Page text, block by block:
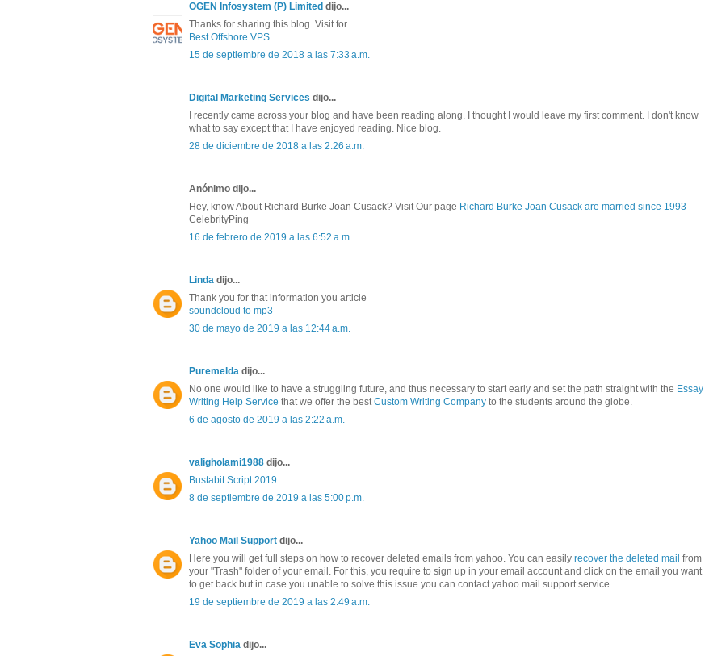
OGEN Infosystem (P) Limited dijo...
Thanks for sharing this blog. Visit for
Best Offshore VPS
15 de septiembre de 2018 a las 7:33 a.m.
Digital Marketing Services dijo...
I recently came across your blog and have been reading along. I thought I would leave my first comment. I don't know
what to say except that I have enjoyed reading. Nice blog.
28 de diciembre de 2018 a las 2:26 a.m.
Anónimo dijo...
Hey, know About Richard Burke Joan Cusack? Visit Our page Richard Burke Joan Cusack are married since 1993
CelebrityPing
16 de febrero de 2019 a las 6:52 a.m.
Linda dijo...
Thank you for that information you article
soundcloud to mp3
30 de mayo de 2019 a las 12:44 a.m.
Puremelda dijo...
No one would like to have a struggling future, and thus necessary to start early and set the path straight with the Essay
Writing Help Service that we offer the bestCustom Writing Company to the students around the globe.
6 de agosto de 2019 a las 2:22 a.m.
valigholami1988 dijo...
Bustabit Script 2019
8 de septiembre de 2019 a las 5:00 p.m.
Yahoo Mail Support dijo...
Here you will get full steps on how to recover deleted emails from yahoo. You can easily recover the deleted mail from
your "Trash" folder of your email. For this, you require to sign up in your email account and click on the email you want
to get back but in case you unable to solve this issue you can contact yahoo mail support service.
19 de septiembre de 2019 a las 2:49 a.m.
Eva Sophia dijo...